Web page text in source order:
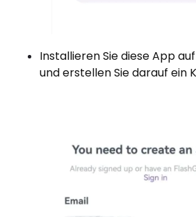
Installieren Sie diese App
und erstellen Sie darauf ein